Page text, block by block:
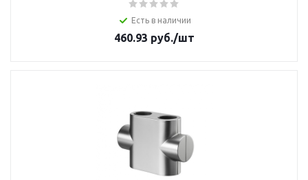
Есть в наличии
460.93 руб./шт